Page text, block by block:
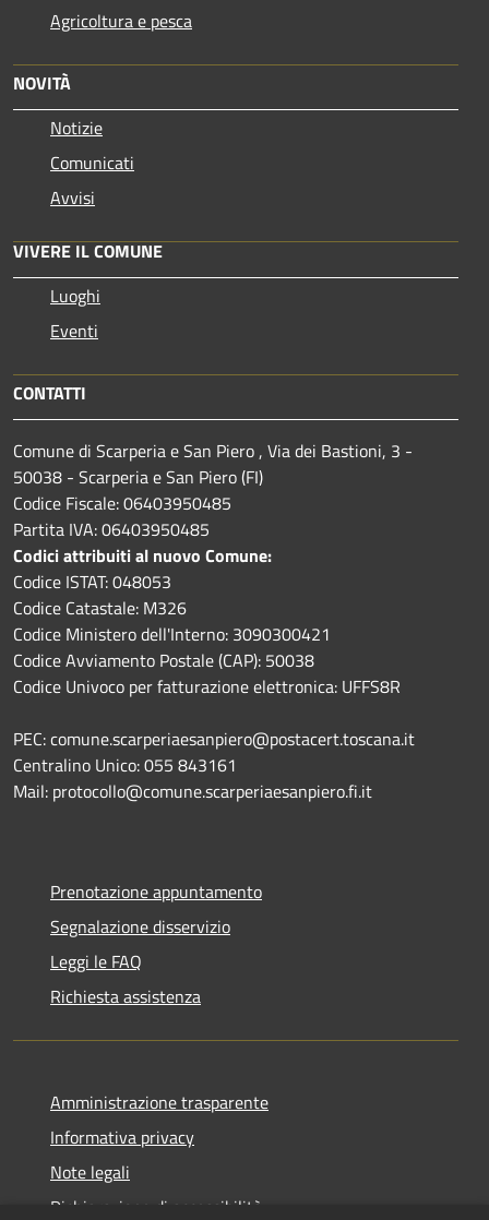
Agricoltura e pesca
NOVITÀ
Notizie
Comunicati
Avvisi
VIVERE IL COMUNE
Luoghi
Eventi
CONTATTI
Comune di Scarperia e San Piero , Via dei Bastioni, 3 -
50038 - Scarperia e San Piero (FI)
Codice Fiscale: 06403950485
Partita IVA: 06403950485
Codici attribuiti al nuovo Comune:
Codice ISTAT: 048053
Codice Catastale: M326
Codice Ministero dell'Interno: 3090300421
Codice Avviamento Postale (CAP): 50038
Codice Univoco per fatturazione elettronica: UFFS8R
PEC: comune.scarperiaesanpiero@postacert.toscana.it
Centralino Unico: 055 843161
Mail: protocollo@comune.scarperiaesanpiero.fi.it
Prenotazione appuntamento
Segnalazione disservizio
Leggi le FAQ
Richiesta assistenza
Amministrazione trasparente
Informativa privacy
Note legali
Dichiarazione di accessibilità